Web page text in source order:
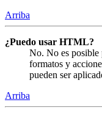
Arriba
¿Puedo usar HTML?
No. No es
formatos y
pueden ser
Arriba